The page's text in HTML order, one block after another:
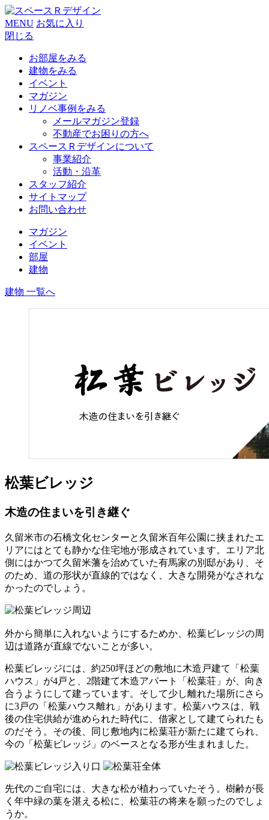
MENU お気に入り
閉じる
お部屋をみる
建物をみる
イベント
マガジン
リノベ事例をみる
メールマガジン登録
不動産でお困りの方へ
スペースＲデザインについて
事業紹介
活動・沿革
スタッフ紹介
サイトマップ
お問い合わせ
マガジン
イベント
部屋
建物
建物 一覧へ
松葉ビレッジ
木造の住まいを引き継ぐ
久留米市の石橋文化センターと久留米百年公園に挟まれたエ
リアにはとても静かな住宅地が形成されています。エリア北
側にはかつて久留米藩を治めていた有馬家の別邸があり、そ
のため、道の形状が直線的ではなく、大きな開発がなされな
かったのでしょう。
外から簡単に入れないようにするためか、松葉ビレッジの周
辺は道路が直線でないことが多い。
松葉ビレッジには、約250坪ほどの敷地に木造戸建て「松葉
ハウス」が4戸と、2階建て木造アパート「松葉荘」が、向き
合うようにして建っています。そして少し離れた場所にさら
に3戸の「松葉ハウス離れ」があります。松葉ハウスは、戦
後の住宅供給が進められた時代に、借家として建てられたも
のだそう。その後、同じ敷地内に松葉荘が新たに建てられ、
今の「松葉ビレッジ」のベースとなる形が生まれました。
先代のご自宅には、大きな松が植わっていたそう。樹齢が長
く年中緑の葉を湛える松に、松葉荘の将来を願ったのでしょ
うか。